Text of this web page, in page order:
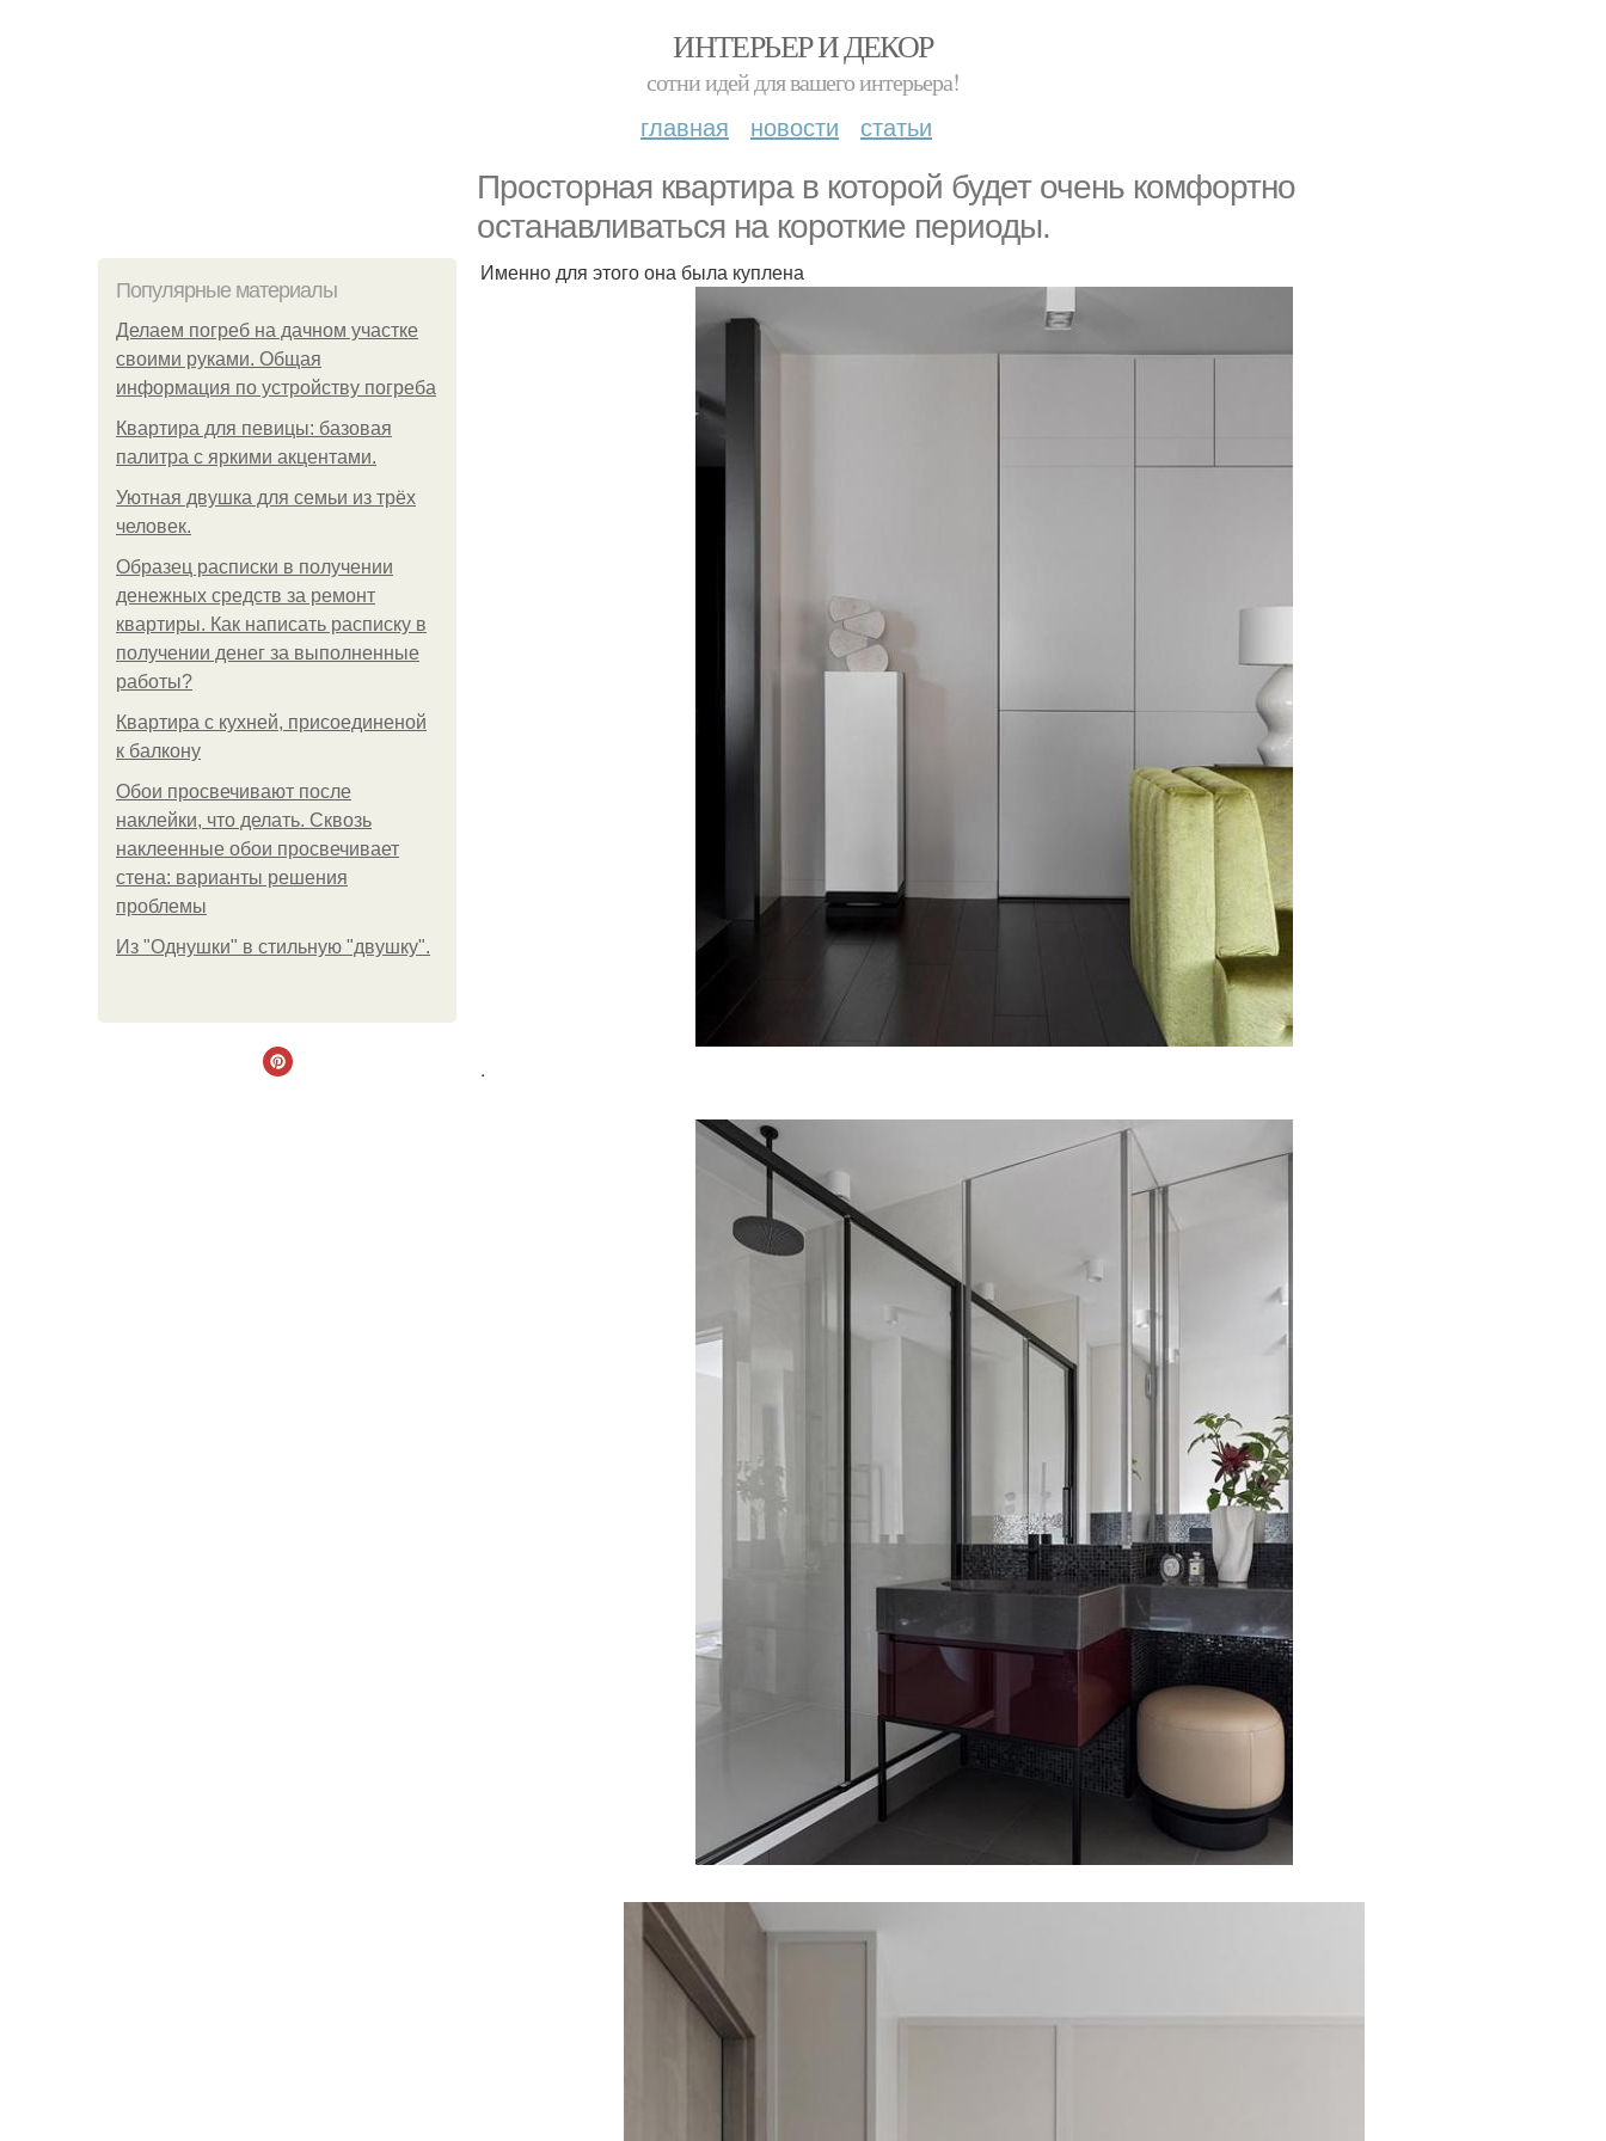
ИНТЕРЬЕР И ДЕКОР
сотни идей для вашего интерьера!
главная новости статьи
Просторная квартира в которой будет очень комфортно
останавливаться на короткие периоды.
Популярные материалы
Делаем погреб на дачном участке
своими руками. Общая
информация по устройству погреба
Квартира для певицы: базовая
палитра с яркими акцентами.
Уютная двушка для семьи из трёх
человек.
Образец расписки в получении
денежных средств за ремонт
квартиры. Как написать расписку в
получении денег за выполненные
работы?
Квартира с кухней, присоединеной
к балкону
Обои просвечивают после
наклейки, что делать. Сквозь
наклеенные обои просвечивает
стена: варианты решения
проблемы
Из "Однушки" в стильную "двушку".
Именно для этого она была куплена
.